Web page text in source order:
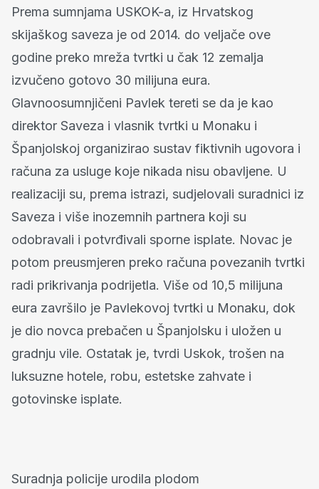
Prema sumnjama USKOK-a, iz Hrvatskog
skijaškog saveza je od 2014. do veljače ove
godine preko mreža tvrtki u čak 12 zemalja
izvučeno gotovo 30 milijuna eura.
Glavnoosumnjičeni Pavlek tereti se da je kao
direktor Saveza i vlasnik tvrtki u Monaku i
Španjolskoj organizirao sustav fiktivnih ugovora i
računa za usluge koje nikada nisu obavljene. U
realizaciji su, prema istrazi, sudjelovali suradnici iz
Saveza i više inozemnih partnera koji su
odobravali i potvrđivali sporne isplate. Novac je
potom preusmjeren preko računa povezanih tvrtki
radi prikrivanja podrijetla. Više od 10,5 milijuna
eura završilo je Pavlekovoj tvrtki u Monaku, dok
je dio novca prebačen u Španjolsku i uložen u
gradnju vile. Ostatak je, tvrdi Uskok, trošen na
luksuzne hotele, robu, estetske zahvate i
gotovinske isplate.
Suradnja policije urodila plodom